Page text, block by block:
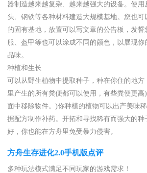
器制造越来越复杂、越来越强大的设备。使用
头、钢铁等各种材料建造大规模基地。您也可
的固有基地，放置可以写文章的公告板，发誓
服、盔甲等也可以涂成不同的颜色，以展现你
品味。
种植和生长
可以从野生植物中提取种子，种在你住的地方
里产生的所有粪便都可以使用，有些粪便更高)
面中移除物件。)你种植的植物可以出产美味
据配方制作补药。开拓和寻找稀有而强大的种
好，你也能在方舟里免受暴力侵害。
方舟生存进化2.0手机版点评
多种玩法模式满足不同玩家的游戏需求！